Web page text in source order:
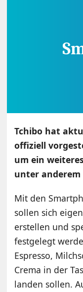
Tchibo hat
offiziell
um ein
unter anderem
Mit den
sollen sich
erstellen und
festgelegt
Espresso,
Crema in der
landen sollen.